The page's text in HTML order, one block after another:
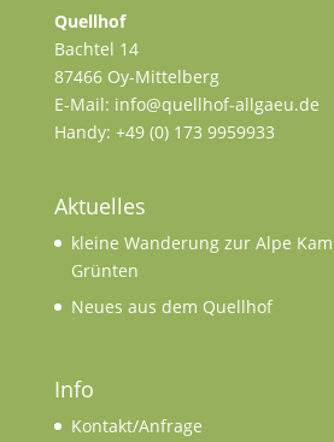
Quellhof
Bachtel 14
87466 Oy-Mittelberg
E-Mail: info@quellhof-allgaeu.de
Handy: +49 (0) 173 9959933
Aktuelles
kleine Wanderung zur Alpe
Grünten
Neues aus dem Quellhof
Info
Kontakt/Anfrage